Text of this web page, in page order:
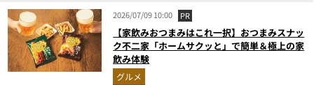
2026/07/09 10:00 PR
【家飲みおつまみはこれ一択】おつまみスナッ
ク不二家「ホームサクッと」で簡単＆極上の家
飲み体験
グルメ